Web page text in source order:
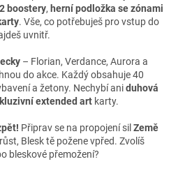
2 boostery, herní podložka se zónami
. Vše, co potřebuješ pro vstup do
uvnitř.
– Florian, Verdance, Aurora a
do akce. Každý obsahuje 40
a žetony. Nechybí aniduhová
extended art karty.
Připrav se na propojení sil Země
Blesk tě požene vpřed. Zvolíš
bleskové přemožení?